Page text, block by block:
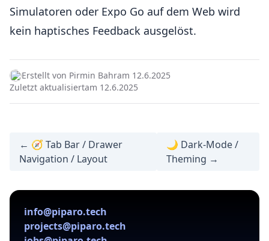
Simulatoren oder Expo Go auf dem Web wird
kein haptisches Feedback ausgelöst.
Erstellt von Pirmin Bahram 12.6.2025
Zuletzt aktualisiertam 12.6.2025
← 🧭 Tab Bar / Drawer
Navigation / Layout
🌙 Dark-Mode /
Theming →
info@piparo.tech
projects@piparo.tech